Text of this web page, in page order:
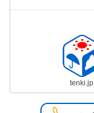
tenki.jp